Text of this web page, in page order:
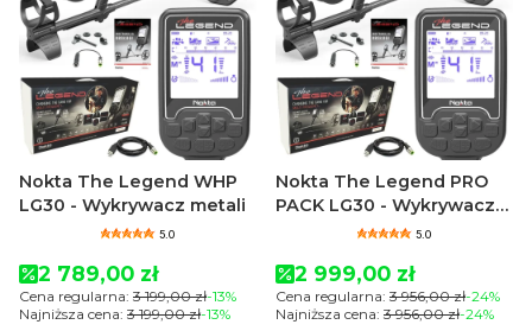
Nokta The Legend WHP
LG30 - Wykrywacz metali
5.0
Cena promocyjna
2 789,00 zł
Cena regularna: 3 199,00 zł-13%
Najniższa cena: 3 199,00 zł-13%
Nokta The Legend PRO
PACK LG30 - Wykrywacz
5.0
Cena promocyjna
2 999,00 zł
Cena regularna: 3 956,00 zł-24%
Najniższa cena: 3 956,00 zł-24%